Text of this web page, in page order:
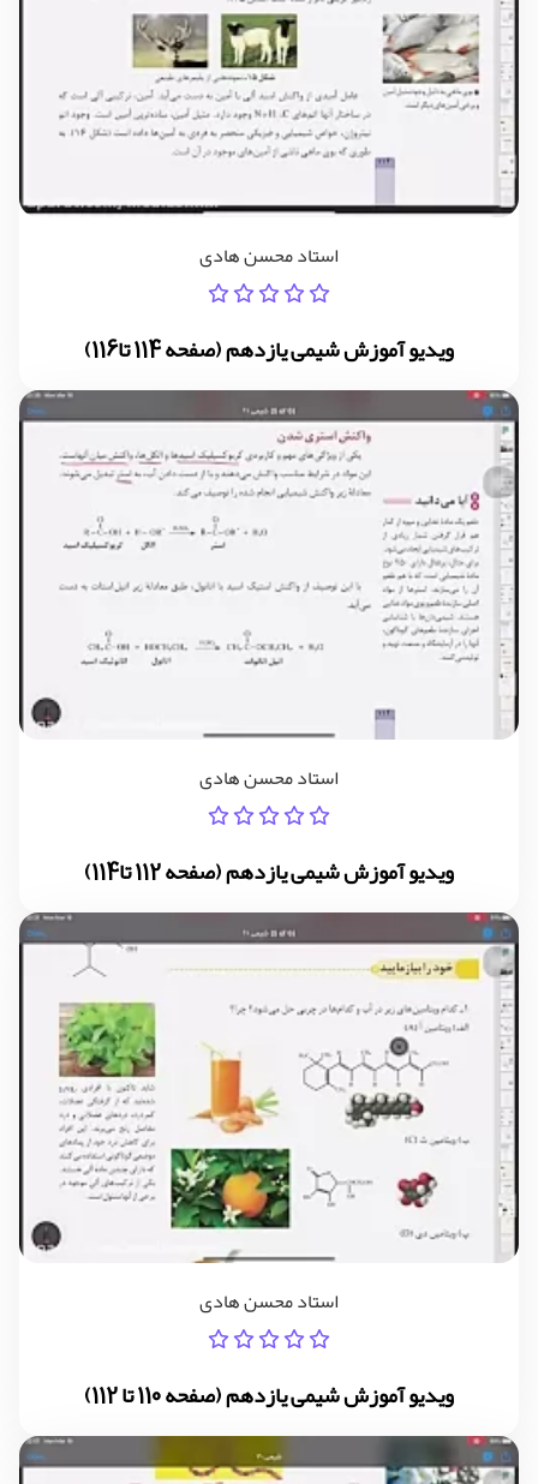
استاد محسن هادی
ویدیو آموزش شیمی یازدهم (صفحه 114 تا116)
استاد محسن هادی
ویدیو آموزش شیمی یازدهم (صفحه 112 تا114)
استاد محسن هادی
ویدیو آموزش شیمی یازدهم (صفحه 110 تا 112)